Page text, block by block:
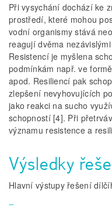
Při vysychání dochází ke
prostředí, které mohou
vodní organismy stává
reagují dvěma
Resistencí je myšlena
podmínkám např. ve
apod. Resiliencí pak
zlepšení nevyhovujících
jako reakci na sucho
schopností [4]. Při
významu resistence a
Výsledky
Hlavní výstupy řešení